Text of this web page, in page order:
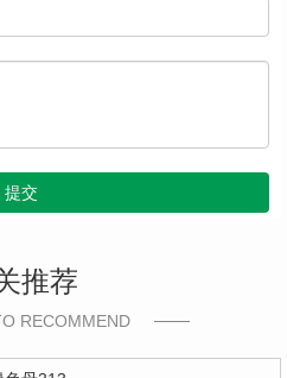
提交
推荐
RECOMMEND